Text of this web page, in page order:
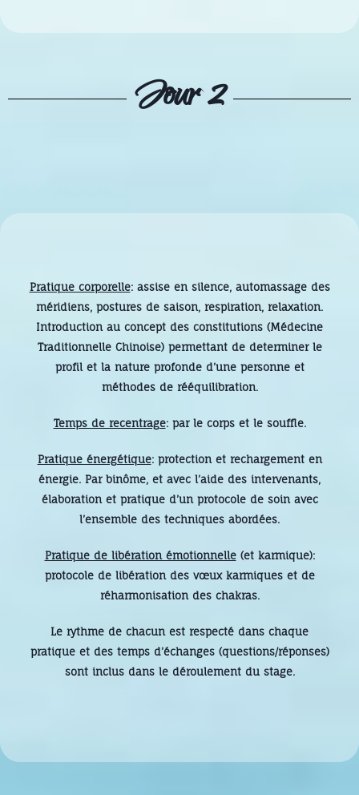
Jour 2
Pratique corporelle: assise en silence, automassage des
méridiens, postures de saison, respiration, relaxation.
Introduction au concept des constitutions (Médecine
Traditionnelle Chinoise) permettant de determiner le
profil et la nature profonde d’une personne et
méthodes de rééquilibration.
Temps de recentrage: par le corps et le souffle.
Pratique énergétique: protection et rechargement en
énergie. Par binôme, et avec l’aide des intervenants,
élaboration et pratique d’un protocole de soin avec
l’ensemble des techniques abordées.
Pratique de libération émotionnelle(et karmique):
protocole de libération des vœux karmiques et de
réharmonisation des chakras.
Le rythme de chacun est respecté dans chaque
pratique et des temps d’échanges (questions/réponses)
sont inclus dans le déroulement du stage.